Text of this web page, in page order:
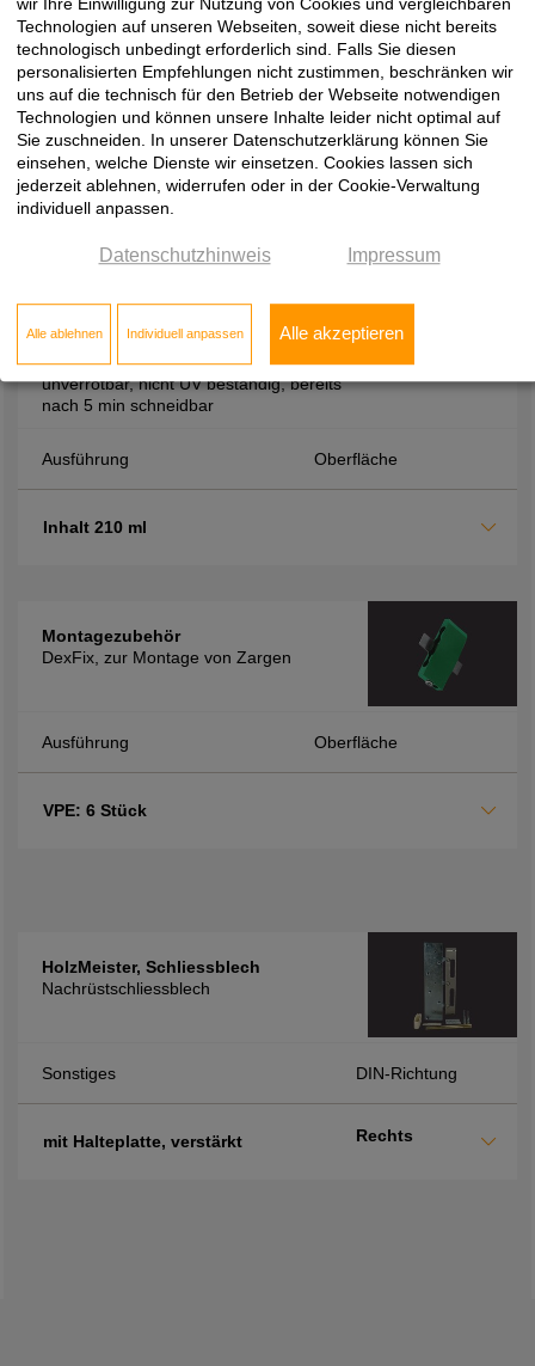
hohes Raumgewicht, beständig gegen
Verrottung, Wärme, Wasser und viele
Chemikalien
Ausführung Oberfläche
Inhalt 400 ml
Zargen, treibgasfrei, PCB und
formaldhydfrei, Alterungsbeständig,
unverrotbar, nicht UV beständig, bereits
nach 5 min schneidbar
Ausführung Oberfläche
Inhalt 210 ml
Montagezubehör
DexFix, zur Montage von Zargen
Ausführung Oberfläche
VPE: 6 Stück
HolzMeister, Schliessblech
Nachrüstschliessblech
Sonstiges DIN-Richtung
mit Halteplatte, verstärkt Rechts
Technologien auf unseren Webseiten, soweit diese nicht bereits
technologisch unbedingt erforderlich sind. Falls Sie diesen
personalisierten Empfehlungen nicht zustimmen, beschränken wir
uns auf die technisch für den Betrieb der Webseite notwendigen
Technologien und können unsere Inhalte leider nicht optimal auf
Sie zuschneiden. In unserer Datenschutzerklärung können Sie
einsehen, welche Dienste wir einsetzen. Cookies lassen sich
jederzeit ablehnen, widerrufen oder in der Cookie-Verwaltung
individuell anpassen.
Datenschutzhinweis Impressum
Alle ablehnen Individuell anpassen Alle akzeptieren